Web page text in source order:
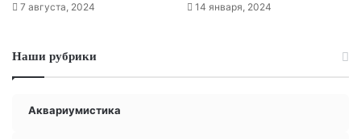
7 августа, 2024 14 января, 2024
Наши рубрики
Аквариумистика